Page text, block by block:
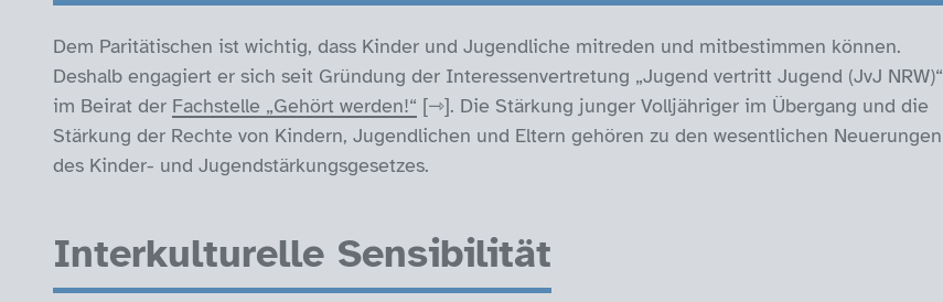
Dem Paritätischen ist wichtig, dass Kinder und Jugendliche mitreden und mitbestimmen können.
Deshalb engagiert er sich seit Gründung der Interessenvertretung „Jugend vertritt Jugend (JvJ NRW)“
im Beirat der Fachstelle „Gehört werden!“
. Die Stärkung junger Volljähriger im Übergang und die
Stärkung der Rechte von Kindern, Jugendlichen und Eltern gehören zu den wesentlichen Neuerungen
des Kinder- und Jugendstärkungsgesetzes.
Interkulturelle Sensibilität